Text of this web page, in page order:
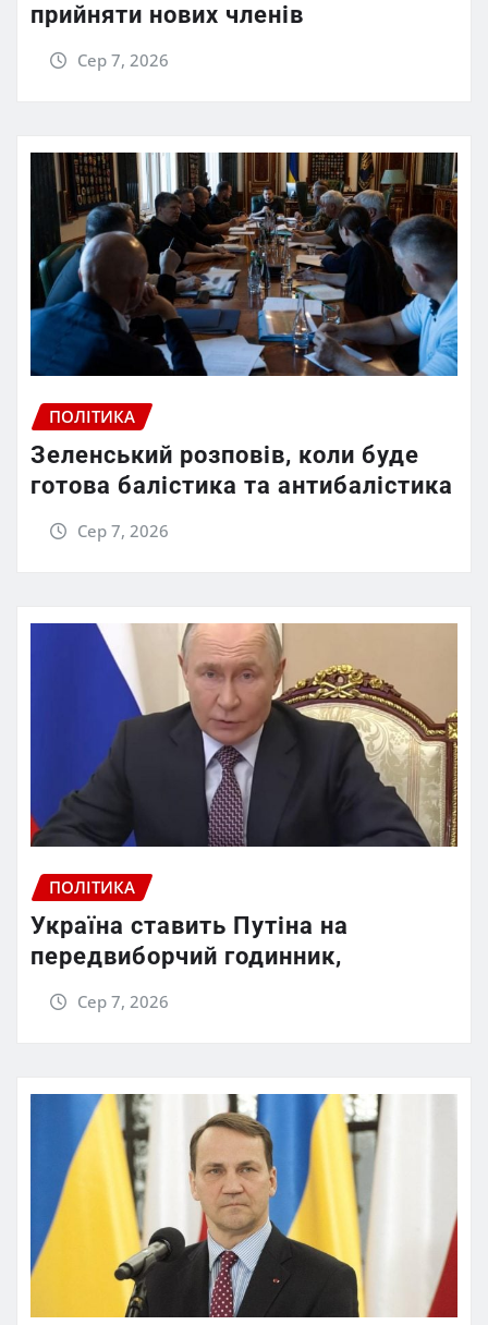
прийняти нових членів
Сер 7, 2026
ПОЛІТИКА
Зеленський розповів, коли буде
готова балістика та антибалістика
Сер 7, 2026
ПОЛІТИКА
Україна ставить Путіна на
передвиборчий годинник,
Сер 7, 2026